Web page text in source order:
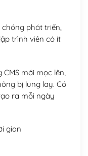
phát triển,
trình viên có ít
mới mọc lên,
bị lung lay. Có
ra mỗi ngày
gian